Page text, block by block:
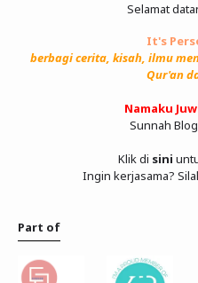
Selamat
It's
berbagi cerita, kisah, ilmu
Qur'an
Namaku
Sunnah
Klik di sini
Ingin kerjasama?
Part of